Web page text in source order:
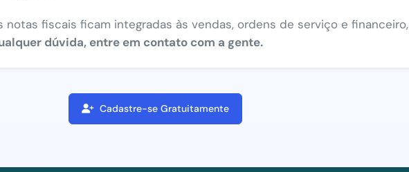
notas fiscais ficam integradas às vendas, ordens de serviço e financeiro,
dúvida, entre em contato com a gente.
Cadastre-se Gratuitamente